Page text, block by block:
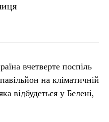
вчетверте поспіль
на кліматичній
відбудеться у Белені,